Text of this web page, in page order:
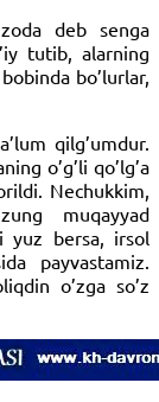
deb senga
tutib, alarning
bo’lurlar,
qilg’umdur.
o’g’li qo’lg’a
Nechukkim,
muqayyad
yuz bersa, irsol
payvastamiz.
o’zga so’z